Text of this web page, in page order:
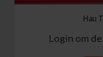
Hau
Login om